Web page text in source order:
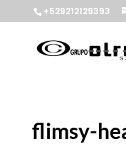
+529212129393
flimsy-